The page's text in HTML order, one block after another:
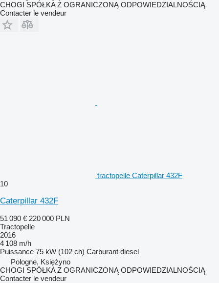
CHOGI SPÓŁKA Z OGRANICZONĄ ODPOWIEDZIALNOŚCIĄ
Contacter le vendeur
tractopelle Caterpillar 432F
10
Caterpillar 432F
51 090 € 220 000 PLN
Tractopelle
2016
4 108 m/h
Puissance 75 kW (102 ch) Carburant diesel
Pologne, Księżyno
CHOGI SPÓŁKA Z OGRANICZONĄ ODPOWIEDZIALNOŚCIĄ
Contacter le vendeur